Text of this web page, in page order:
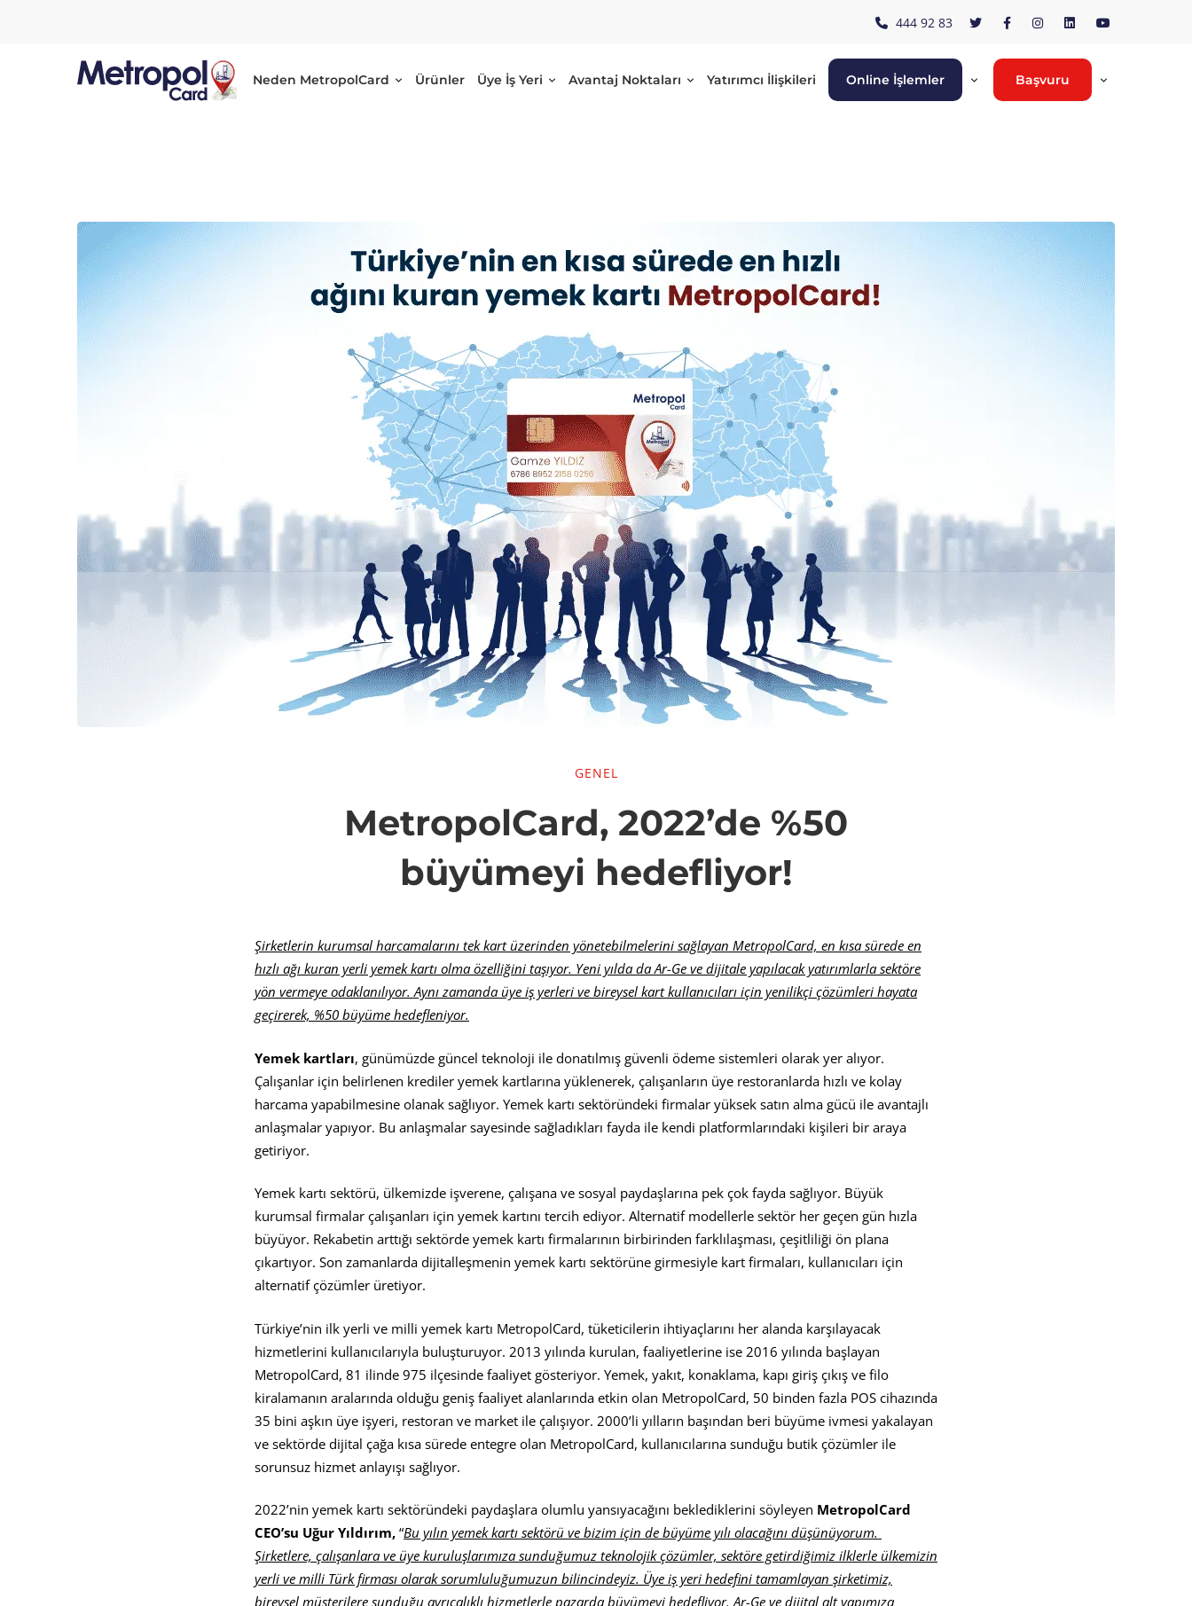
444 92 83
Neden MetropolCard Ürünler Üye İş Yeri Avantaj Noktaları Yatırımcı İlişkileri Online İşlemler Başvuru
2022’de
büyümeyi
hedefliyor!
GENEL
MetropolCard, 2022’de %50
büyümeyi hedefliyor!
Şirketlerin kurumsal harcamalarını tek kart üzerinden yönetebilmelerini sağlayan MetropolCard, en kısa sürede en
hızlı ağı kuran yerli yemek kartı olma özelliğini taşıyor. Yeni yılda da Ar-Ge ve dijitale yapılacak yatırımlarla sektöre
yön vermeye odaklanılıyor. Aynı zamanda üye iş yerleri ve bireysel kart kullanıcıları için yenilikçi çözümleri hayata
geçirerek, %50 büyüme hedefleniyor.
Yemek kartları, günümüzde güncel teknoloji ile donatılmış güvenli ödeme sistemleri olarak yer alıyor.
Çalışanlar için belirlenen krediler yemek kartlarına yüklenerek, çalışanların üye restoranlarda hızlı ve kolay
harcama yapabilmesine olanak sağlıyor. Yemek kartı sektöründeki firmalar yüksek satın alma gücü ile avantajlı
anlaşmalar yapıyor. Bu anlaşmalar sayesinde sağladıkları fayda ile kendi platformlarındaki kişileri bir araya
getiriyor.
Yemek kartı sektörü, ülkemizde işverene, çalışana ve sosyal paydaşlarına pek çok fayda sağlıyor. Büyük
kurumsal firmalar çalışanları için yemek kartını tercih ediyor. Alternatif modellerle sektör her geçen gün hızla
büyüyor. Rekabetin arttığı sektörde yemek kartı firmalarının birbirinden farklılaşması, çeşitliliği ön plana
çıkartıyor. Son zamanlarda dijitalleşmenin yemek kartı sektörüne girmesiyle kart firmaları, kullanıcıları için
alternatif çözümler üretiyor.
Türkiye’nin ilk yerli ve milli yemek kartı MetropolCard, tüketicilerin ihtiyaçlarını her alanda karşılayacak
hizmetlerini kullanıcılarıyla buluşturuyor. 2013 yılında kurulan, faaliyetlerine ise 2016 yılında başlayan
MetropolCard, 81 ilinde 975 ilçesinde faaliyet gösteriyor. Yemek, yakıt, konaklama, kapı giriş çıkış ve filo
kiralamanın aralarında olduğu geniş faaliyet alanlarında etkin olan MetropolCard, 50 binden fazla POS cihazında
35 bini aşkın üye işyeri, restoran ve market ile çalışıyor. 2000’li yılların başından beri büyüme ivmesi yakalayan
ve sektörde dijital çağa kısa sürede entegre olan MetropolCard, kullanıcılarına sunduğu butik çözümler ile
sorunsuz hizmet anlayışı sağlıyor.
2022’nin yemek kartı sektöründeki paydaşlara olumlu yansıyacağını beklediklerini söyleyen MetropolCard
CEO’su Uğur Yıldırım, “Bu yılın yemek kartı sektörü ve bizim için de büyüme yılı olacağını düşünüyorum.
Şirketlere, çalışanlara ve üye kuruluşlarımıza sunduğumuz teknolojik çözümler, sektöre getirdiğimiz ilklerle ülkemizin
yerli ve milli Türk firması olarak sorumluluğumuzun bilincindeyiz. Üye iş yeri hedefini tamamlayan şirketimiz,
bireysel müşterilere sunduğu ayrıcalıklı hizmetlerle pazarda büyümeyi hedefliyor. Ar-Ge ve dijital alt yapımıza